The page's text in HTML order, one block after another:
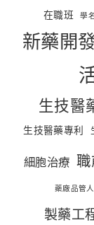
在職班 學
新藥開
生技醫
生技醫藥專利
細胞治療
藥廠品管
製藥工